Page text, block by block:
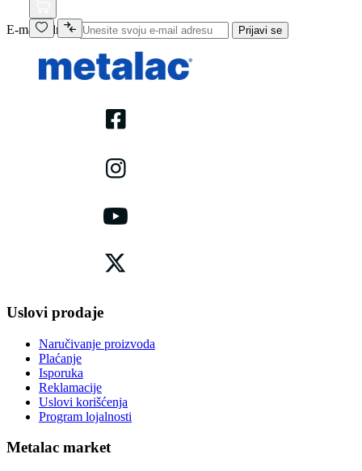
E-mail adresa Prijavi se
Uslovi prodaje
Naručivanje proizvoda
Plaćanje
Isporuka
Reklamacije
Uslovi korišćenja
Program lojalnosti
Metalac market